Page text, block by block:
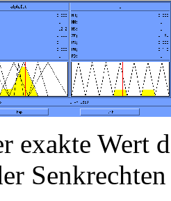
exakte Wert